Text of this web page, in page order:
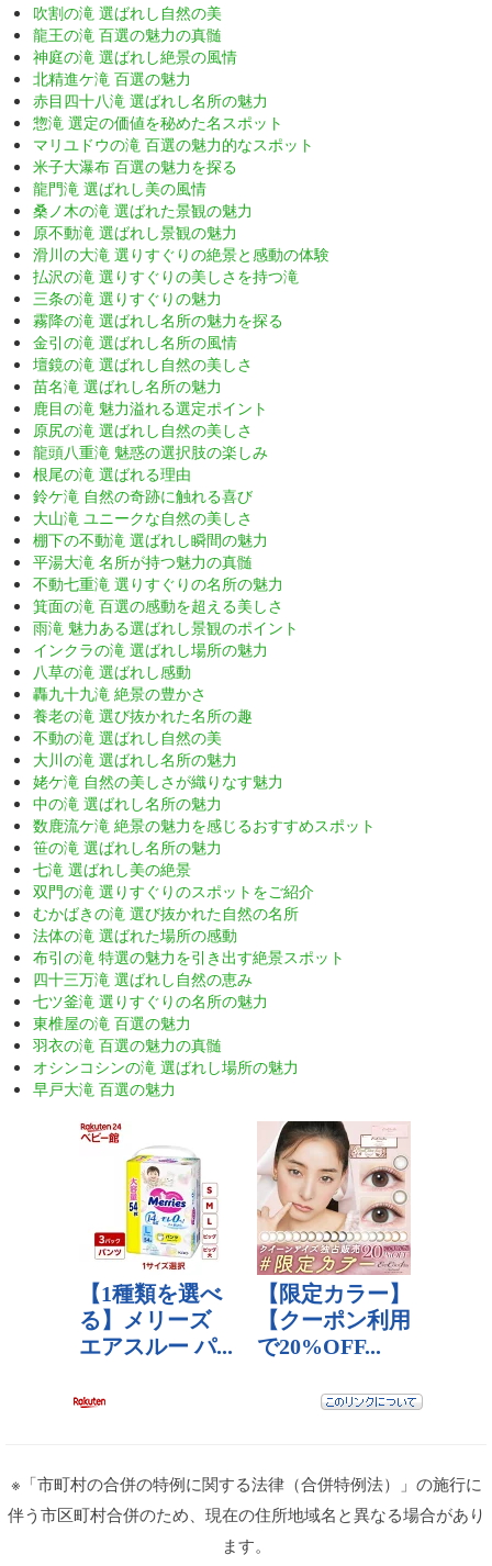
吹割の滝 選ばれし自然の美
龍王の滝 百選の魅力の真髄
神庭の滝 選ばれし絶景の風情
北精進ケ滝 百選の魅力
赤目四十八滝 選ばれし名所の魅力
惣滝 選定の価値を秘めた名スポット
マリユドウの滝 百選の魅力的なスポット
米子大瀑布 百選の魅力を探る
龍門滝 選ばれし美の風情
桑ノ木の滝 選ばれた景観の魅力
原不動滝 選ばれし景観の魅力
滑川の大滝 選りすぐりの絶景と感動の体験
払沢の滝 選りすぐりの美しさを持つ滝
三条の滝 選りすぐりの魅力
霧降の滝 選ばれし名所の魅力を探る
金引の滝 選ばれし名所の風情
壇鏡の滝 選ばれし自然の美しさ
苗名滝 選ばれし名所の魅力
鹿目の滝 魅力溢れる選定ポイント
原尻の滝 選ばれし自然の美しさ
龍頭八重滝 魅惑の選択肢の楽しみ
根尾の滝 選ばれる理由
鈴ケ滝 自然の奇跡に触れる喜び
大山滝 ユニークな自然の美しさ
棚下の不動滝 選ばれし瞬間の魅力
平湯大滝 名所が持つ魅力の真髄
不動七重滝 選りすぐりの名所の魅力
箕面の滝 百選の感動を超える美しさ
雨滝 魅力ある選ばれし景観のポイント
インクラの滝 選ばれし場所の魅力
八草の滝 選ばれし感動
轟九十九滝 絶景の豊かさ
養老の滝 選び抜かれた名所の趣
不動の滝 選ばれし自然の美
大川の滝 選ばれし名所の魅力
姥ケ滝 自然の美しさが織りなす魅力
中の滝 選ばれし名所の魅力
数鹿流ケ滝 絶景の魅力を感じるおすすめスポット
笹の滝 選ばれし名所の魅力
七滝 選ばれし美の絶景
双門の滝 選りすぐりのスポットをご紹介
むかばきの滝 選び抜かれた自然の名所
法体の滝 選ばれた場所の感動
布引の滝 特選の魅力を引き出す絶景スポット
四十三万滝 選ばれし自然の恵み
七ツ釜滝 選りすぐりの名所の魅力
東椎屋の滝 百選の魅力
羽衣の滝 百選の魅力の真髄
オシンコシンの滝 選ばれし場所の魅力
早戸大滝 百選の魅力
※「市町村の合併の特例に関する法律（合併特例法）」の施行に
伴う市区町村合併のため、現在の住所地域名と異なる場合があり
ます。